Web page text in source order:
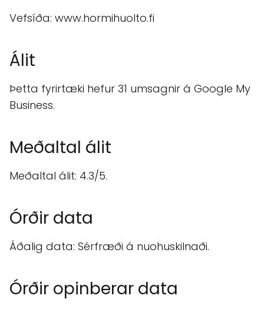
Vefsíða: www.hormihuolto.fi
Álit
Þetta fyrirtæki hefur 31 umsagnir á Google My
Business.
Meðaltal álit
Meðaltal álit: 4.3/5.
Órðir data
Áðalig data: Sérfræði á nuohuskilnaði.
Órðir opinberar data